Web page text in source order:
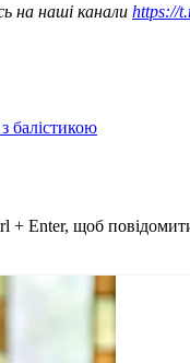
на наші канали https://
балістикою
+ Enter, щоб